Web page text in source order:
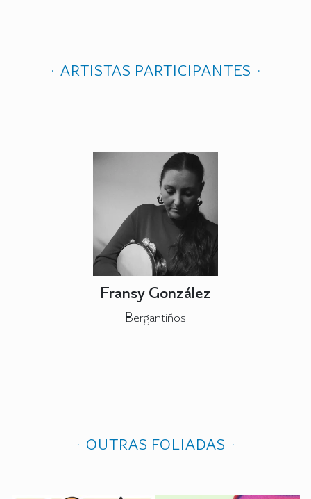
ARTISTAS PARTICIPANTES
Fransy González
Bergantiños
OUTRAS FOLIADAS